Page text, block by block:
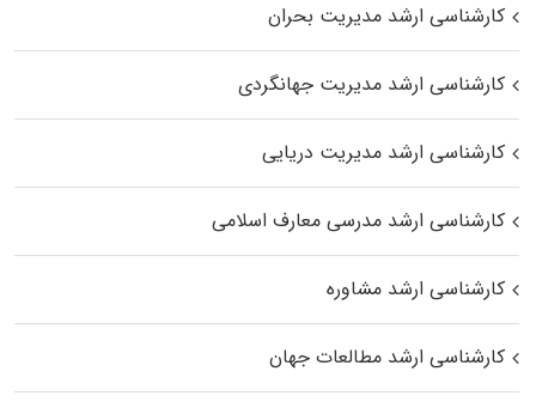
کارشناسی ارشد مدیریت بحران
کارشناسی ارشد مدیریت جهانگردی
کارشناسی ارشد مدیریت دریایی
کارشناسی ارشد مدرسی معارف اسلامی
کارشناسی ارشد مشاوره
کارشناسی ارشد مطالعات جهان